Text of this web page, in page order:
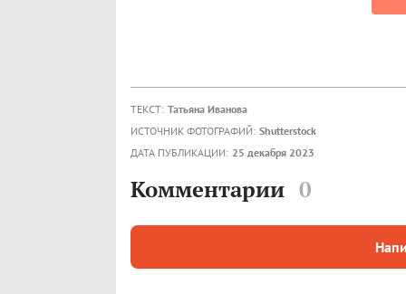
ТЕКСТ: Татьяна Иванова
ИСТОЧНИК ФОТОГРАФИЙ: Shutterstock
ДАТА ПУБЛИКАЦИИ: 25 декабря 2023
Комментарии 0